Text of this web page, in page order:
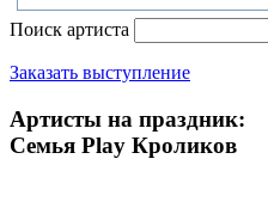
Поиск артиста
Заказать выступление
Артисты на праздник:
Семья Play Кроликов